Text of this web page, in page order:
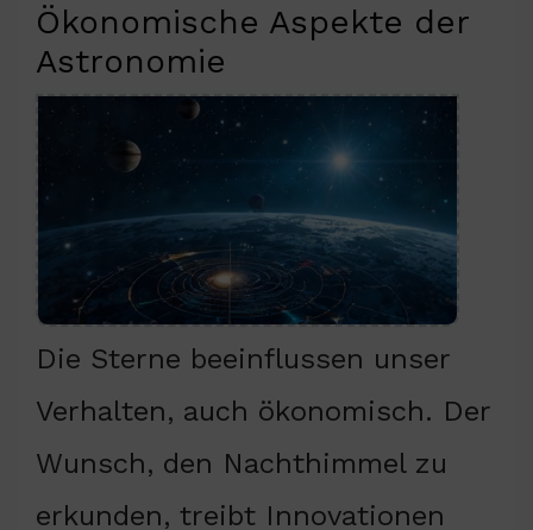
Ökonomische Aspekte der
Astronomie
Die Sterne beeinflussen unser
Verhalten, auch ökonomisch. Der
Wunsch, den Nachthimmel zu
erkunden, treibt Innovationen